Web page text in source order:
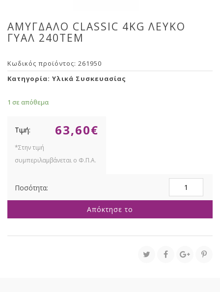
ΑΜΥΓΔΑΛΟ CLASSIC 4KG ΛΕΥΚΟ
ΓΥΑΛ 240ΤΕΜ
Κωδικός προϊόντος: 261950
Κατηγορία: Υλικά Συσκευασίας
1 σε απόθεμα
63,60€
CLASSIC
4KG
ΓΥΑΛ
Απόκτησε το